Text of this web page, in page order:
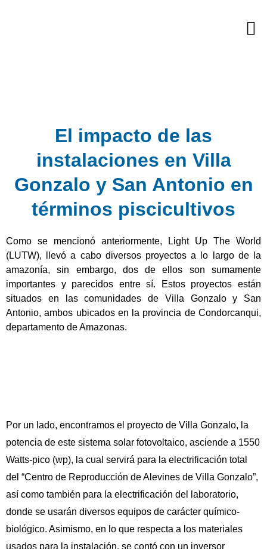
El impacto de las
instalaciones en Villa
Gonzalo y San Antonio en
términos piscicultivos
Como se mencionó anteriormente, Light Up The World
(LUTW), llevó a cabo diversos proyectos a lo largo de la
amazonía, sin embargo, dos de ellos son sumamente
importantes y parecidos entre sí. Estos proyectos están
situados en las comunidades de Villa Gonzalo y San
Antonio, ambos ubicados en la provincia de Condorcanqui,
departamento de Amazonas.
Por un lado, encontramos el proyecto de Villa Gonzalo, la
potencia de este sistema solar fotovoltaico, asciende a 1550
Watts-pico (wp), la cual servirá para la electrificación total
del “Centro de Reproducción de Alevines de Villa Gonzalo”,
así como también para la electrificación del laboratorio,
donde se usarán diversos equipos de carácter químico-
biológico. Asimismo, en lo que respecta a los materiales
usados para la instalación, se contó con un inversor